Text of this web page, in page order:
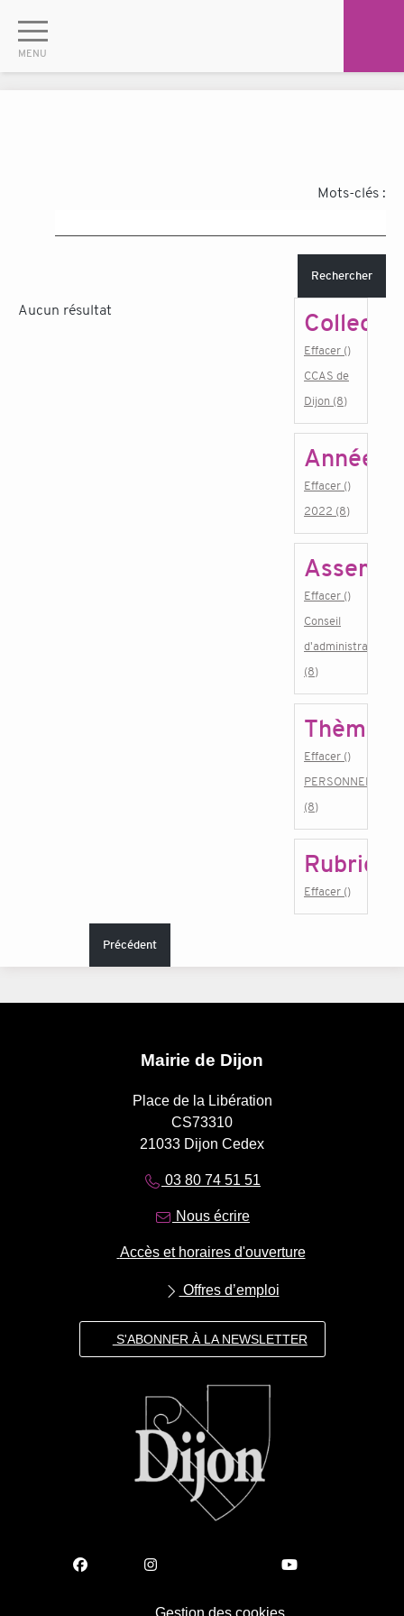
Mots-clés :
Rechercher
Aucun résultat
Effacer ()
CCAS de
Dijon (8)
Année
Effacer ()
2022 (8)
Effacer ()
Conseil
d'administration
(8)
Thème
Effacer ()
PERSONNEL
(8)
Rubrique
Effacer ()
Précédent
Mairie de Dijon
Place de la Libération
CS73310
21033 Dijon Cedex
03 80 74 51 51
Nous écrire
Accès et horaires d'ouverture
Offres d’emploi
S'ABONNER À LA NEWSLETTER
Gestion des cookies